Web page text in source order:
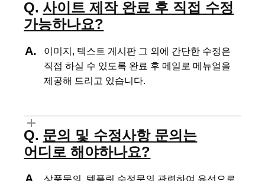
사이트 제작 완료 후 직접 수정
가능하나요?
이미지, 텍스트 게시판 그 외에 간단한 수정은
직접 하실 수 있도록 완료 후 메일로 메뉴얼을
제공해 드리고 있습니다.
문의 및 수정사항 문의는
어디로 해야하나요?
상품문의, 템플릿 수정문의 관련하여 유선으로